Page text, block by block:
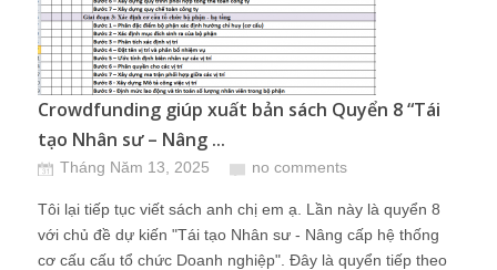
Crowdfunding giúp xuất bản sách Quyển 8 “Tái
tạo Nhân sư – Nâng ...
Tháng Năm 13, 2025 no comments
Tôi lại tiếp tục viết sách anh chị em ạ. Lần này là quyển 8
với chủ đề dự kiến "Tái tạo Nhân sư - Nâng cấp hệ thống
cơ cấu cấu tổ chức Doanh nghiệp". Đây là quyển tiếp theo